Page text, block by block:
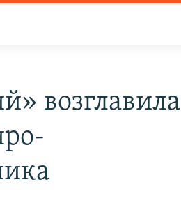
возглавила